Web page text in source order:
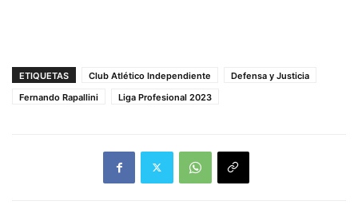
ETIQUETAS Club Atlético Independiente
Defensa y Justicia
Fernando Rapallini
Liga Profesional 2023